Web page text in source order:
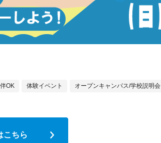
OK 体験イベント オープンキャンパス/学校説明会
こちら